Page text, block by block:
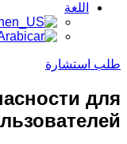
اللغة
طلب استشارة
для